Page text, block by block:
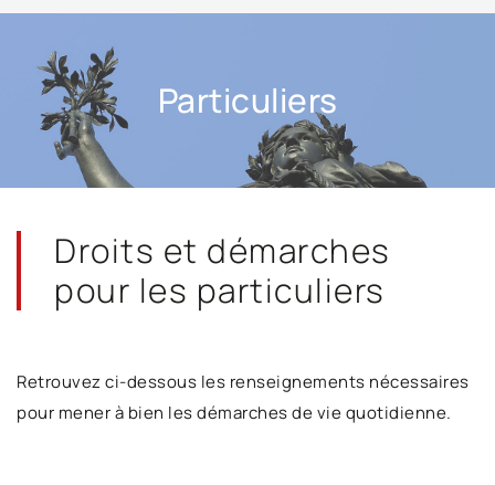
Particuliers
Droits et démarches
pour les particuliers
Retrouvez ci-dessous les renseignements nécessaires
pour mener à bien les démarches de vie quotidienne.